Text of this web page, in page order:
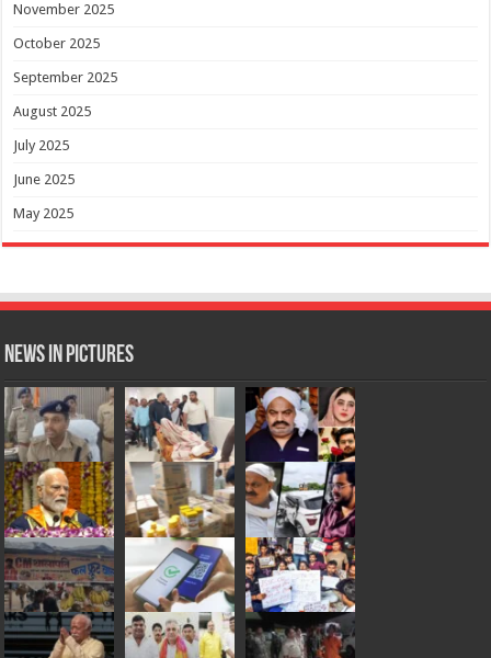
November 2025
October 2025
September 2025
August 2025
July 2025
June 2025
May 2025
News in Pictures